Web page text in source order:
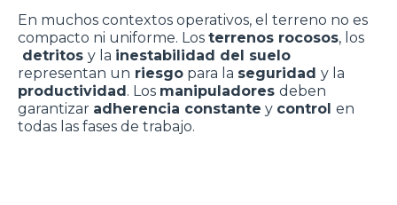
En muchos contextos operativos, el terreno no es
compacto ni uniforme. Los terrenos rocosos, los
detritos y la inestabilidad del suelo
representan un riesgo para la seguridad y la
productividad. Los manipuladores deben
garantizar adherencia constante y control en
todas las fases de trabajo.